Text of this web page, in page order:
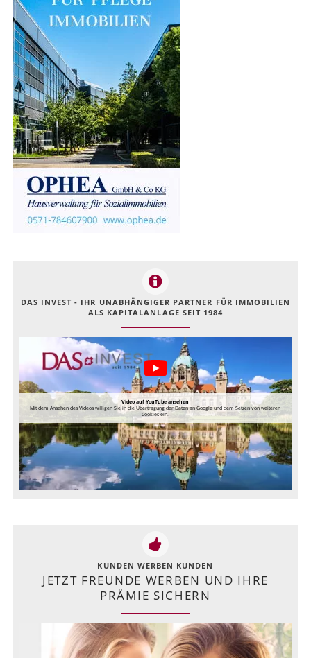
DAS INVEST - IHR UNABHÄNGIGER PARTNER FÜR IMMOBILIEN
ALS KAPITALANLAGE SEIT 1984
Video auf YouTube ansehen
Mit dem Ansehen des Videos willigen Sie in die Übertragung der Daten an Google und dem Setzen von weiteren
Cookies ein.
KUNDEN WERBEN KUNDEN
JETZT FREUNDE WERBEN UND IHRE
PRÄMIE SICHERN